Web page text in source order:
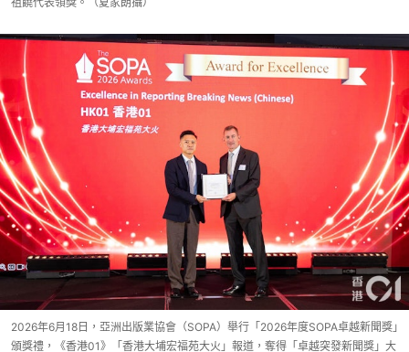
2026年6月18日，亞洲出版業協會（SOPA）舉行「2026年度SOPA卓越新聞獎」
頒獎禮，《香港01》「香港大埔宏福苑大火」報道，奪得「卓越突發新聞獎」大